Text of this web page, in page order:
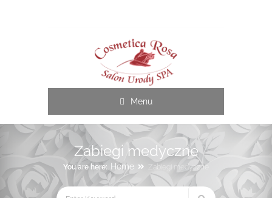
Menu
Zabiegi medyczne
You are here: Home Zabiegi medyczne